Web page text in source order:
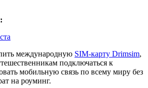
международную SIM-карту Drimsim,
подключаться к
мобильную связь по всему миру без
на роуминг.